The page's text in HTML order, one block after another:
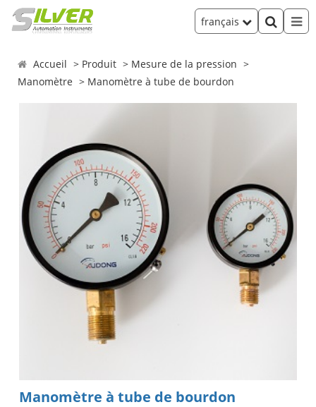
français
Accueil Produit
Mesure de la pression
Manomètre
Manomètre à tube de bourdon
Manomètre à tube de bourdon